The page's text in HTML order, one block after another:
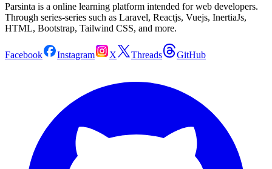
Parsinta is a online learning platform intended for web developers.
Through series-series such as Laravel, Reactjs, Vuejs, InertiaJs,
HTML, Bootstrap, Tailwind CSS, and more.
Facebook Instagram X Threads GitHub